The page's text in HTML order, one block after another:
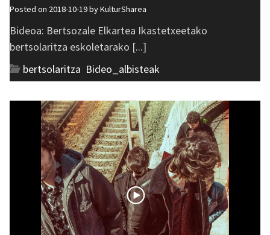
Posted on 2018-10-19 byKulturSharea
Bideoa: Bertsozale Elkartea Ikastetxeetako
bertsolaritza eskoletarako [...]
bertsolaritza Bideo_albisteak